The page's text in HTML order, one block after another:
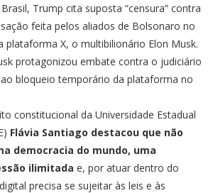
Trump cita suposta “censura” contra
feita pelos aliados de Bolsonaro no
plataforma X, o multibilionário Elon Musk.
protagonizou embate contra o judiciário
bloqueio temporário da plataforma no
constitucional da Universidade Estadual
Flávia Santiago destacou que não
democracia do mundo, uma
ilimitada e, por atuar dentro do
precisa se sujeitar às leis e às